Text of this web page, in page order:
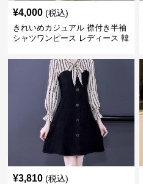
¥4,000 (税込)
きれいめカジュアル 襟付き半袖
シャツワンピース レディース 韓
ト ウエストマーク スタイルアッ
プ Aライン 小柄さん◎
¥3,810 (税込)